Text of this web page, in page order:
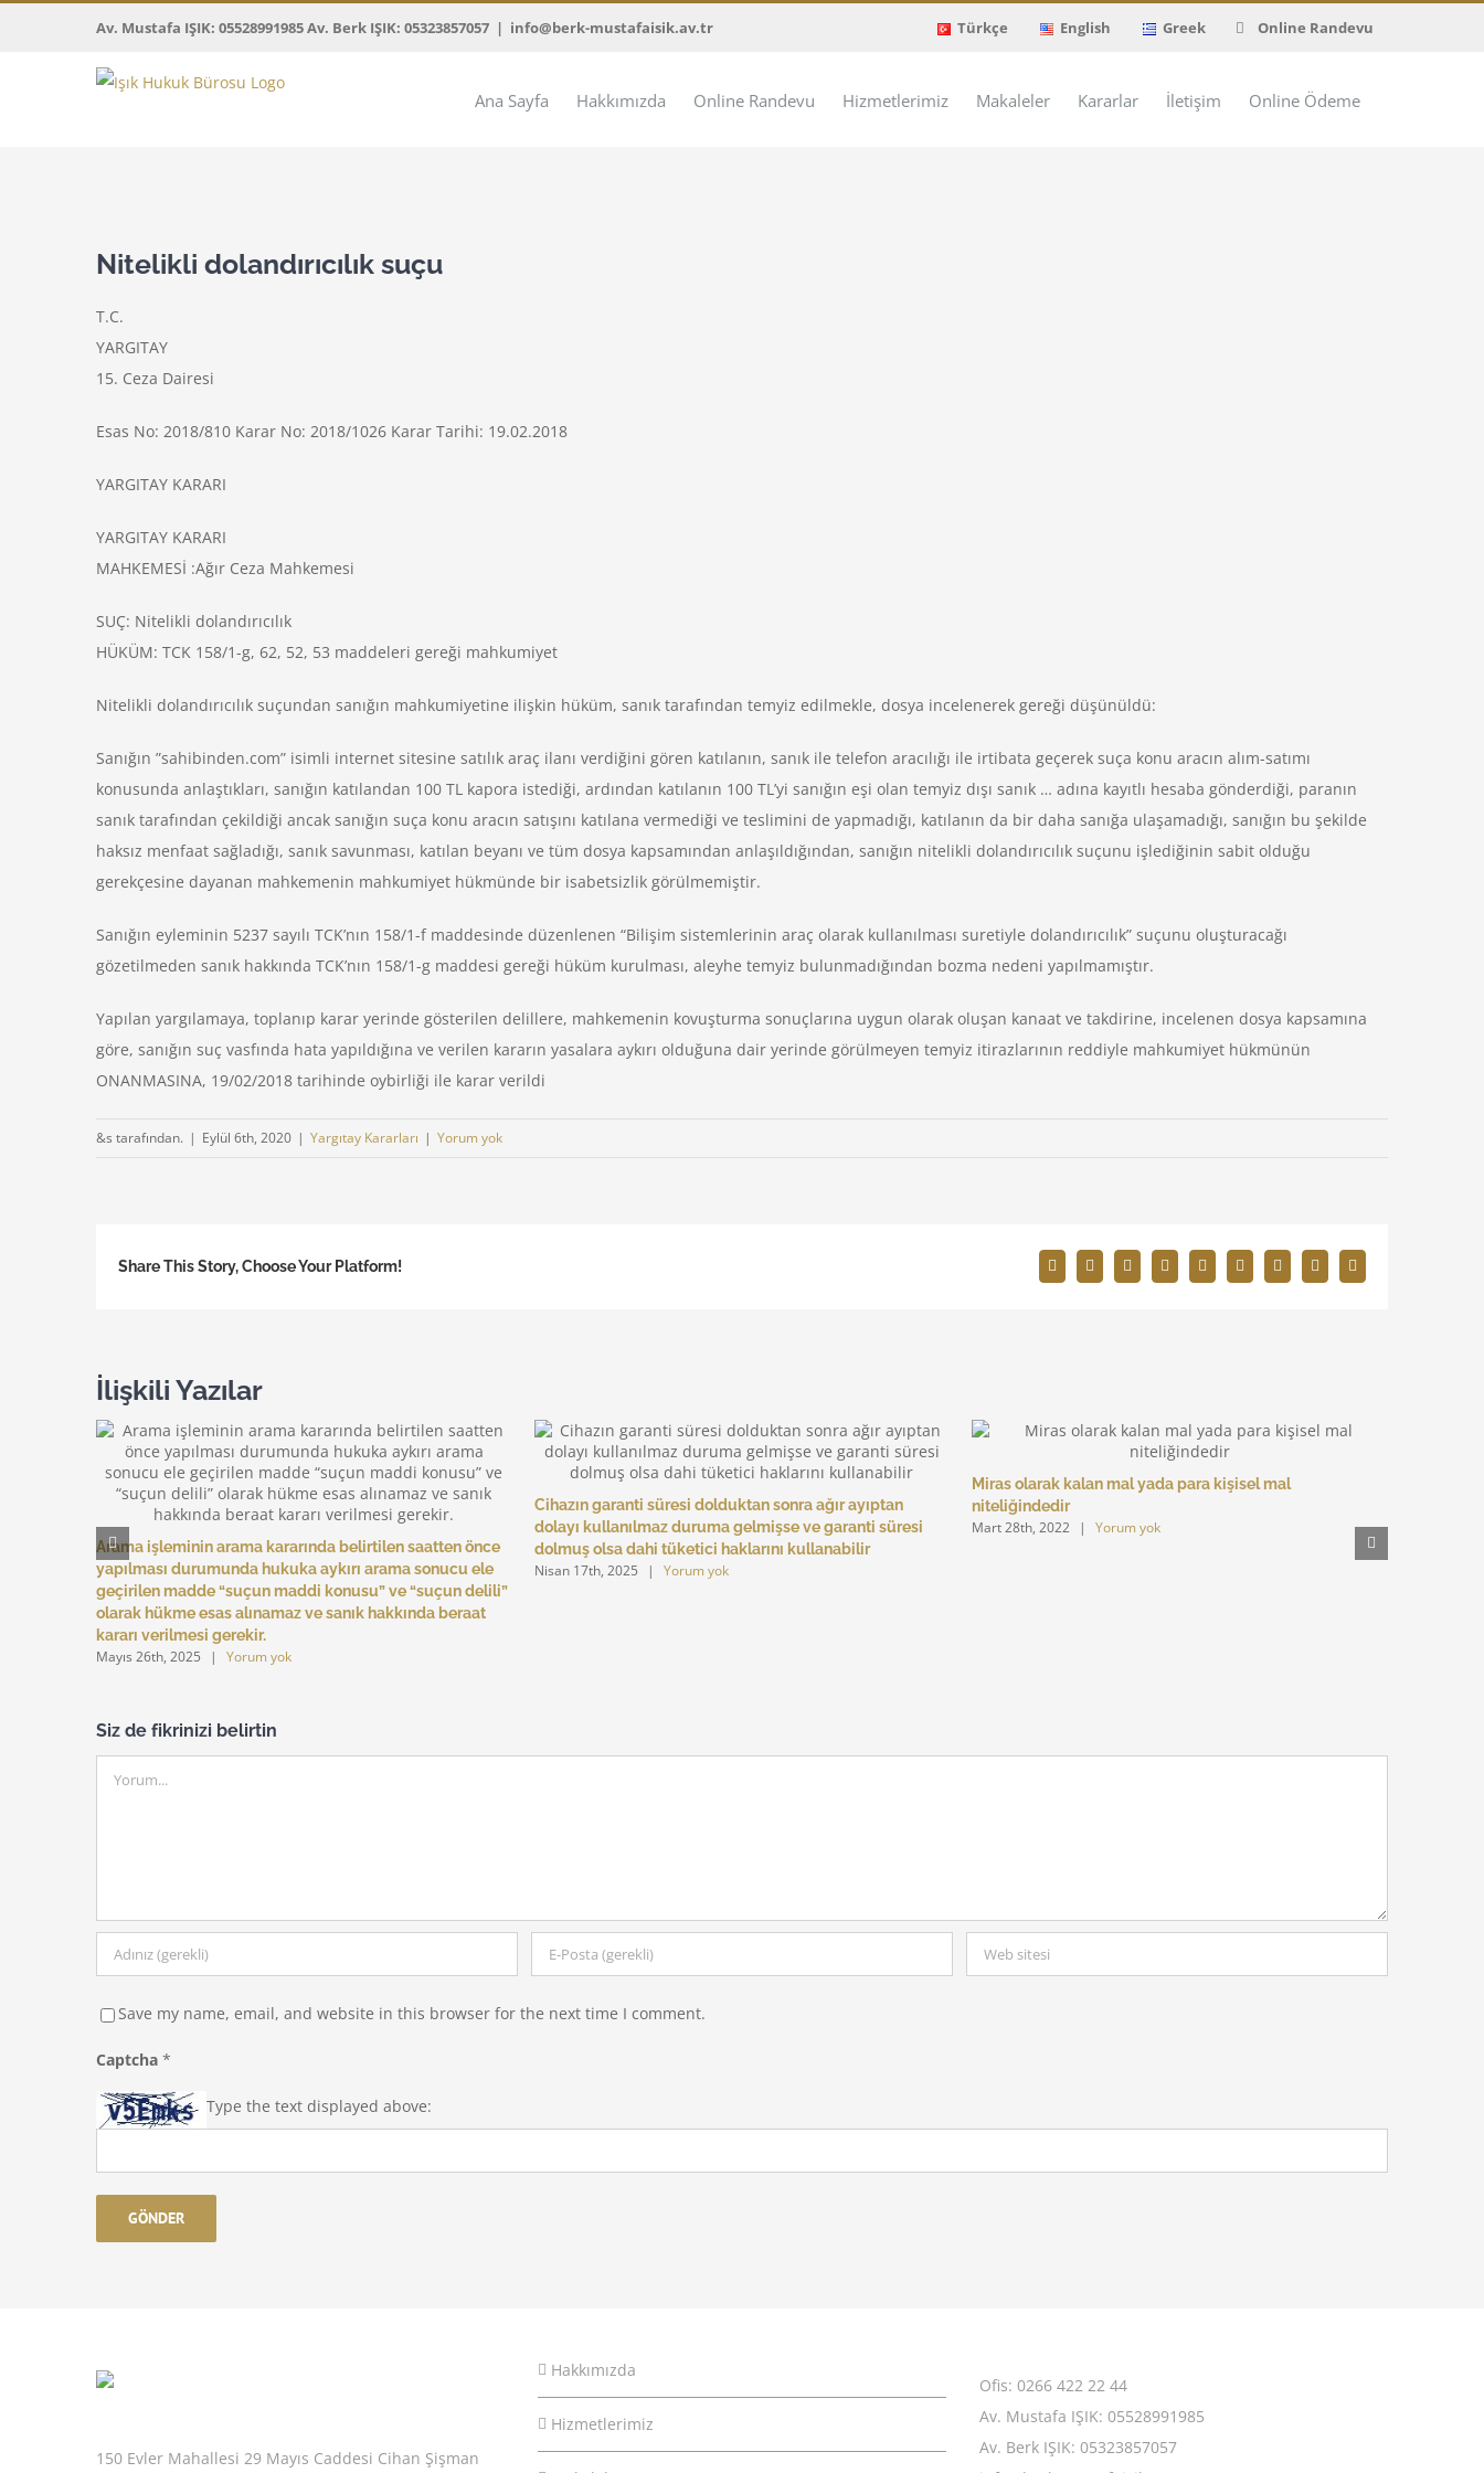
Av. Mustafa IŞIK: 05528991985 Av. Berk IŞIK: 05323857057 | info@berk-mustafaisik.av.tr Türkçe English Greek Online Randevu
Ana Sayfa Hakkımızda Online Randevu Hizmetlerimiz Makaleler Kararlar İletişim Online Ödeme
Larger
Nitelikli dolandırıcılık suçu
T.C.
YARGITAY
15. Ceza Dairesi
Esas No: 2018/810 Karar No: 2018/1026 Karar Tarihi: 19.02.2018
YARGITAY KARARI
YARGITAY KARARI
MAHKEMESİ :Ağır Ceza Mahkemesi
SUÇ: Nitelikli dolandırıcılık
HÜKÜM: TCK 158/1-g, 62, 52, 53 maddeleri gereği mahkumiyet
Nitelikli dolandırıcılık suçundan sanığın mahkumiyetine ilişkin hüküm, sanık tarafından temyiz edilmekle, dosya incelenerek gereği düşünüldü:
Sanığın ”sahibinden.com” isimli internet sitesine satılık araç ilanı verdiğini gören katılanın, sanık ile telefon aracılığı ile irtibata geçerek suça konu aracın alım-satımı
konusunda anlaştıkları, sanığın katılandan 100 TL kapora istediği, ardından katılanın 100 TL’yi sanığın eşi olan temyiz dışı sanık … adına kayıtlı hesaba gönderdiği, paranın
sanık tarafından çekildiği ancak sanığın suça konu aracın satışını katılana vermediği ve teslimini de yapmadığı, katılanın da bir daha sanığa ulaşamadığı, sanığın bu şekilde
haksız menfaat sağladığı, sanık savunması, katılan beyanı ve tüm dosya kapsamından anlaşıldığından, sanığın nitelikli dolandırıcılık suçunu işlediğinin sabit olduğu
gerekçesine dayanan mahkemenin mahkumiyet hükmünde bir isabetsizlik görülmemiştir.
Sanığın eyleminin 5237 sayılı TCK’nın 158/1-f maddesinde düzenlenen “Bilişim sistemlerinin araç olarak kullanılması suretiyle dolandırıcılık” suçunu oluşturacağı
gözetilmeden sanık hakkında TCK’nın 158/1-g maddesi gereği hüküm kurulması, aleyhe temyiz bulunmadığından bozma nedeni yapılmamıştır.
Yapılan yargılamaya, toplanıp karar yerinde gösterilen delillere, mahkemenin kovuşturma sonuçlarına uygun olarak oluşan kanaat ve takdirine, incelenen dosya kapsamına
göre, sanığın suç vasfında hata yapıldığına ve verilen kararın yasalara aykırı olduğuna dair yerinde görülmeyen temyiz itirazlarının reddiyle mahkumiyet hükmünün
ONANMASINA, 19/02/2018 tarihinde oybirliği ile karar verildi
&s tarafından. | Eylül 6th, 2020 | Yargıtay Kararları | Yorum yok
Share This Story, Choose Your Platform! Facebook
X RedditLinkedInWhatsAppTumblrPinterest
Vk
E-
posta
İlişkili Yazılar
Arama işleminin arama kararında belirtilen saatten önce
yapılması durumunda hukuka aykırı arama sonucu ele
geçirilen madde “suçun maddi konusu” ve “suçun delili”
olarak hükme esas alınamaz ve sanık hakkında beraat
kararı verilmesi gerekir.
Mayıs 26th, 2025 | Yorum yok
Cihazın garanti süresi dolduktan sonra ağır ayıptan
dolayı kullanılmaz duruma gelmişse ve garanti süresi
dolmuş olsa dahi tüketici haklarını kullanabilir
Nisan 17th, 2025 | Yorum yok
Miras olarak kalan mal yada para kişisel mal
niteliğindedir
Mart 28th, 2022 | Yorum yok
Siz de fikrinizi belirtin
Save my name, email, and website in this browser for the next time I comment.
Captcha *
Type the text displayed above:
150 Evler Mahallesi 29 Mayıs Caddesi Cihan Şişman
Hakkımızda
Hizmetlerimiz
Ofis: 0266 422 22 44
Av. Mustafa IŞIK: 05528991985
Av. Berk IŞIK: 05323857057